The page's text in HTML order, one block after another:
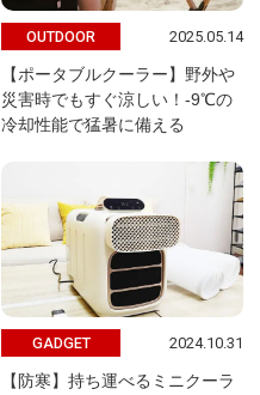
OUTDOOR 2025.05.14
【ポータブルクーラー】野外や
災害時でもすぐ涼しい！-9℃の
冷却性能で猛暑に備える
GADGET 2024.10.31
【防寒】持ち運べるミニクーラ